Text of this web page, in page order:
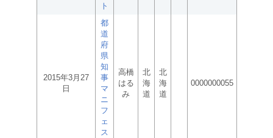
ト
2015年3月27
日
都
道
府
県
知
事
マ
ニ
フ
ェ
ス
高橋
はる
み
北
海
道
北
海
道
0000000055